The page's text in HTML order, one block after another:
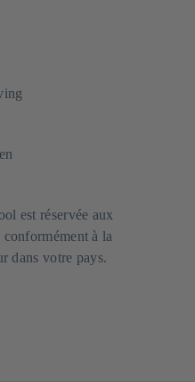
est réservée aux
conformément à la
dans votre pays.